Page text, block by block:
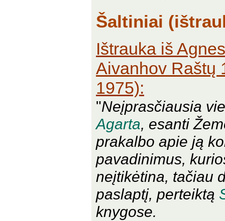
Šaltiniai
Ištrauka iš
Aivanhov Raštų
1975):
"Neįprasčiausia
Agarta, esanti
prakalbo apie ją
pavadinimus,
neįtikėtina, tačiau
paslaptį, perteiktą
knygose.